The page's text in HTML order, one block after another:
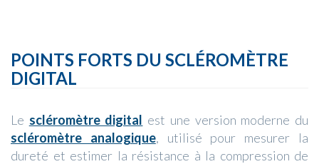
POINTS FORTS DU SCLÉROMÈTRE
DIGITAL
Le scléromètre digital est une version moderne du
scléromètre analogique, utilisé pour mesurer la
dureté et estimer la résistance à la compression de